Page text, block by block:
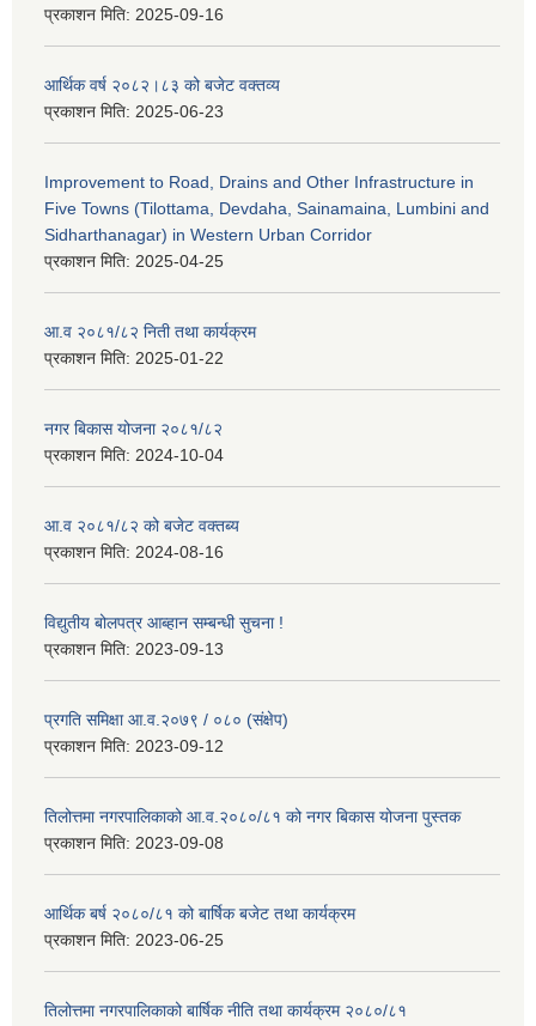
प्रकाशन मिति: 2025-09-16
आर्थिक वर्ष २०८२।८३ को बजेट वक्तव्य
प्रकाशन मिति: 2025-06-23
Improvement to Road, Drains and Other Infrastructure in
Five Towns (Tilottama, Devdaha, Sainamaina, Lumbini and
Sidharthanagar) in Western Urban Corridor
प्रकाशन मिति: 2025-04-25
आ.व २०८१/८२ निती तथा कार्यक्रम
प्रकाशन मिति: 2025-01-22
नगर बिकास योजना २०८१/८२
प्रकाशन मिति: 2024-10-04
आ.व २०८१/८२ को बजेट वक्तब्य
प्रकाशन मिति: 2024-08-16
विद्युतीय बोलपत्र आब्हान सम्बन्धी सुचना !
प्रकाशन मिति: 2023-09-13
प्रगति समिक्षा आ.व.२०७९ / ०८० (संक्षेप)
प्रकाशन मिति: 2023-09-12
तिलोत्तमा नगरपालिकाको आ.व.२०८०/८१ को नगर बिकास योजना पुस्तक
प्रकाशन मिति: 2023-09-08
आर्थिक बर्ष २०८०/८१ को बार्षिक बजेट तथा कार्यक्रम
प्रकाशन मिति: 2023-06-25
तिलोत्तमा नगरपालिकाको बार्षिक नीति तथा कार्यक्रम २०८०/८१